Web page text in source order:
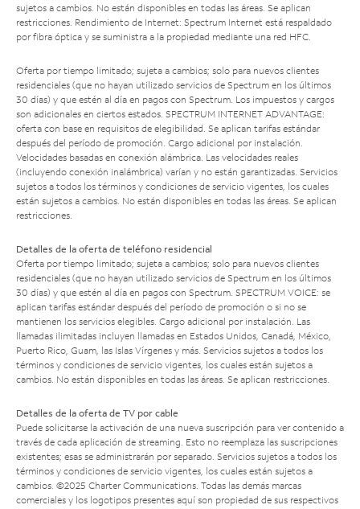
sujetos a cambios. No están disponibles en todas las áreas. Se aplican
restricciones. Rendimiento de Internet: Spectrum Internet está respaldado
por fibra óptica y se suministra a la propiedad mediante una red HFC.
Oferta por tiempo limitado; sujeta a cambios; solo para nuevos clientes
residenciales (que no hayan utilizado servicios de Spectrum en los últimos
30 días) y que estén al día en pagos con Spectrum. Los impuestos y cargos
son adicionales en ciertos estados. SPECTRUM INTERNET ADVANTAGE:
oferta con base en requisitos de elegibilidad. Se aplican tarifas estándar
después del período de promoción. Cargo adicional por instalación.
Velocidades basadas en conexión alámbrica. Las velocidades reales
(incluyendo conexión inalámbrica) varían y no están garantizadas. Servicios
sujetos a todos los términos y condiciones de servicio vigentes, los cuales
están sujetos a cambios. No están disponibles en todas las áreas. Se aplican
restricciones.
Detalles de la oferta de teléfono residencial
Oferta por tiempo limitado; sujeta a cambios; solo para nuevos clientes
residenciales (que no hayan utilizado servicios de Spectrum en los últimos
30 días) y que estén al día en pagos con Spectrum. SPECTRUM VOICE: se
aplican tarifas estándar después del período de promoción o si no se
mantienen los servicios elegibles. Cargo adicional por instalación. Las
llamadas ilimitadas incluyen llamadas en Estados Unidos, Canadá, México,
Puerto Rico, Guam, las Islas Vírgenes y más. Servicios sujetos a todos los
términos y condiciones de servicio vigentes, los cuales están sujetos a
cambios. No están disponibles en todas las áreas. Se aplican restricciones.
Detalles de la oferta de TV por cable
Puede solicitarse la activación de una nueva suscripción para ver contenido a
través de cada aplicación de streaming. Esto no reemplaza las suscripciones
existentes; esas se administrarán por separado. Servicios sujetos a todos los
términos y condiciones de servicio vigentes, los cuales están sujetos a
cambios. ©2025 Charter Communications. Todas las demás marcas
comerciales y los logotipos presentes aquí son propiedad de sus respectivos